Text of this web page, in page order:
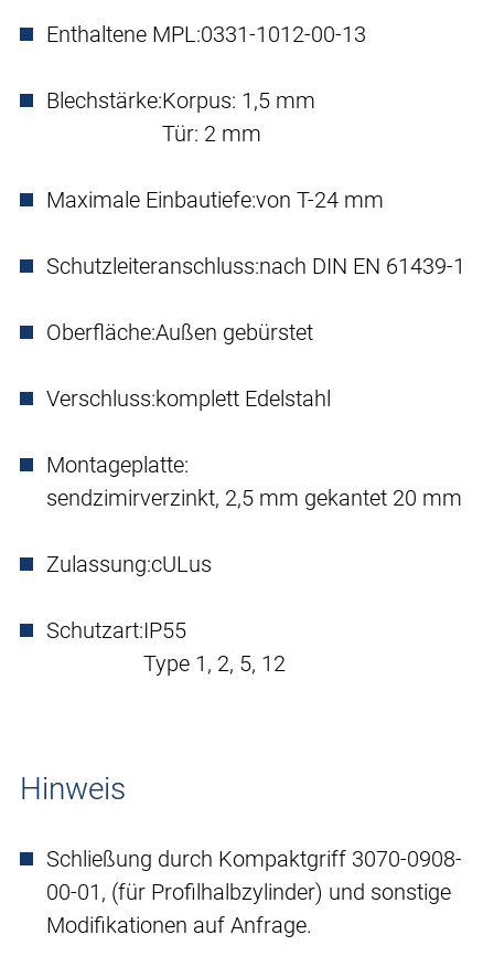
Enthaltene MPL:0331-1012-00-13
Blechstärke:Korpus: 1,5 mm
Tür: 2 mm
Maximale Einbautiefe:von T-24 mm
Schutzleiteranschluss:nach DIN EN 61439-1
Oberfläche:Außen gebürstet
Verschluss:komplett Edelstahl
Montageplatte:
sendzimirverzinkt, 2,5 mm gekantet 20 mm
Zulassung:cULus
Schutzart:IP55
Type 1, 2, 5, 12
Hinweis
Schließung durch Kompaktgriff 3070-0908-
00-01, (für Profilhalbzylinder) und sonstige
Modifikationen auf Anfrage.